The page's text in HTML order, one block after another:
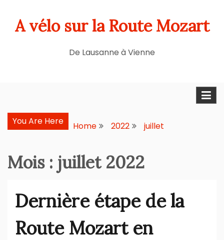
A vélo sur la Route Mozart
De Lausanne à Vienne
You Are Here Home 2022 juillet
Mois : juillet 2022
Dernière étape de la
Route Mozart en